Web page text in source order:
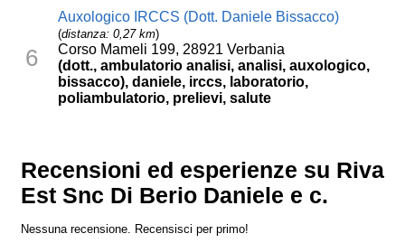
6
Auxologico IRCCS (Dott. Daniele Bissacco)
(distanza: 0,27 km)
Corso Mameli 199, 28921 Verbania
(dott., ambulatorio analisi, analisi, auxologico,
bissacco), daniele, irccs, laboratorio,
poliambulatorio, prelievi, salute
Recensioni ed esperienze su Riva
Est Snc Di Berio Daniele e c.
Nessuna recensione. Recensisci per primo!